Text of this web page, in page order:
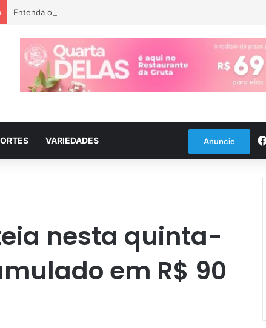
Entenda o que é o ciclone bomba que pode atingir o Sul do país
VARIEDADES Anuncie
nesta quinta-
em R$ 90